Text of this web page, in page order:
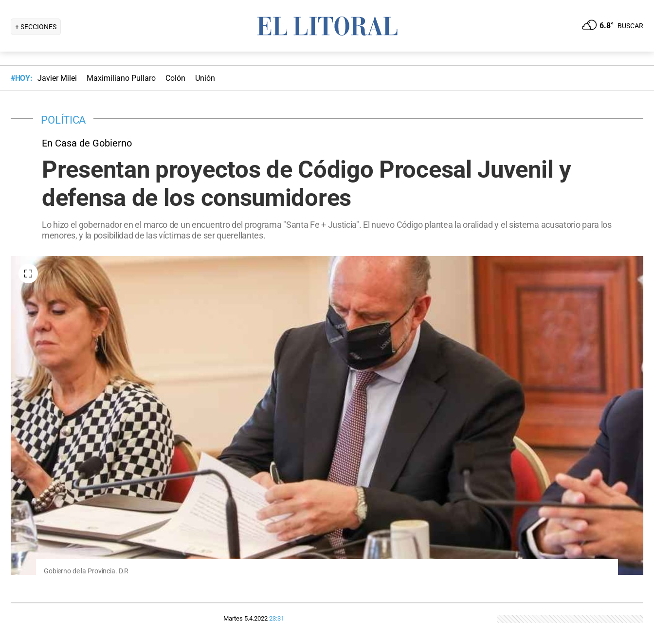
+ SECCIONES 6.8° BUSCAR
#HOY: Javier Milei Maximiliano Pullaro Colón Unión
POLÍTICA
En Casa de Gobierno
Presentan proyectos de Código Procesal Juvenil y
defensa de los consumidores
Lo hizo el gobernador en el marco de un encuentro del programa "Santa Fe + Justicia". El nuevo Código plantea la oralidad y el sistema acusatorio para los
menores, y la posibilidad de las víctimas de ser querellantes.
Gobierno de la Provincia. D.R
Martes 5.4.2022 23:31